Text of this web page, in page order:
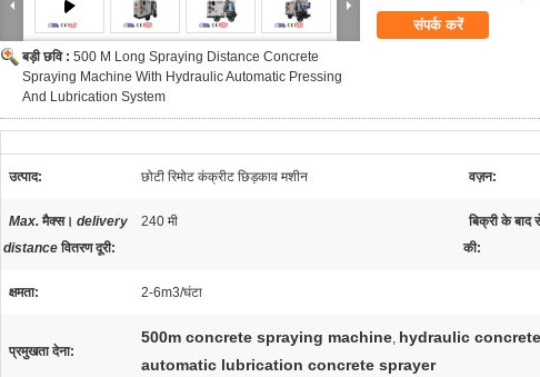
बड़ी छवि : 500 M Long Spraying Distance Concrete
Spraying Machine With Hydraulic Automatic Pressing
And Lubrication System
संपर्क करें
उत्पाद: छोटी रिमोट कंक्रीट छिड़काव मशीन वज़न:
Max. मैक्स। delivery
distance वितरण दूरी:
240 मी
बिक्री के बाद
की:
क्षमता: 2-6m3/घंटा
प्रमुखता देना:
500m concrete spraying machine, hydraulic
automatic lubrication concrete sprayer